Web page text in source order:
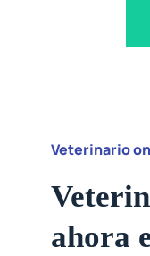
Veterinario
ahora